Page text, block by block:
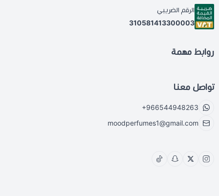
الرقم الضريبي
310581413300003
روابط مهمة
تواصل معنا
+966544948263
moodperfumes1@gmail.com